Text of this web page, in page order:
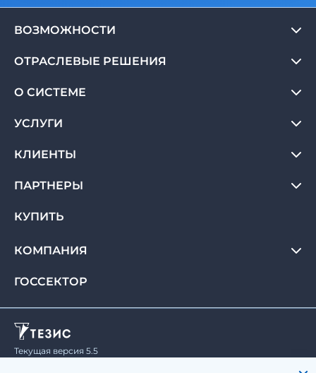
ВОЗМОЖНОСТИ
ОТРАСЛЕВЫЕ РЕШЕНИЯ
О СИСТЕМЕ
УСЛУГИ
КЛИЕНТЫ
ПАРТНЕРЫ
КУПИТЬ
КОМПАНИЯ
ГОССЕКТОР
Текущая версия 5.5